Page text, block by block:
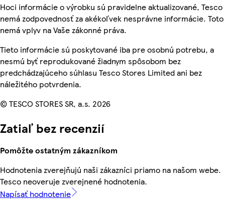
Hoci informácie o výrobku sú pravidelne aktualizované, Tesco
nemá zodpovednosť za akékoľvek nesprávne informácie. Toto
nemá vplyv na Vaše zákonné práva.
Tieto informácie sú poskytované iba pre osobnú potrebu, a
nesmú byť reprodukované žiadnym spôsobom bez
predchádzajúceho súhlasu Tesco Stores Limited ani bez
náležitého potvrdenia.
© TESCO STORES SR, a.s. 2026
Zatiaľ bez recenzií
Pomôžte ostatným zákazníkom
Hodnotenia zverejňujú naši zákazníci priamo na našom webe.
Tesco neoveruje zverejnené hodnotenia.
Napísať hodnotenie